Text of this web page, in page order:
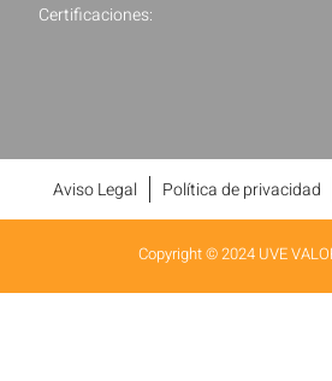
Certificaciones:
Aviso Legal Política de privacidad
Copyright © 2024 UVE